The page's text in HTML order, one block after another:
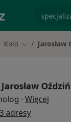
Koło Zmień miasto
Jarosław
Jarosław
· Więcej
3 adresy